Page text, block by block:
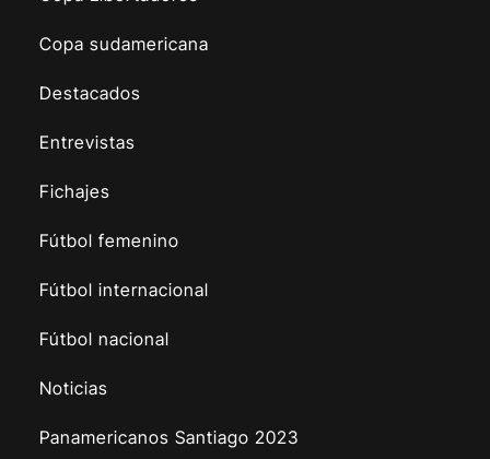
Copa sudamericana
Destacados
Entrevistas
Fichajes
Fútbol femenino
Fútbol internacional
Fútbol nacional
Noticias
Panamericanos Santiago 2023